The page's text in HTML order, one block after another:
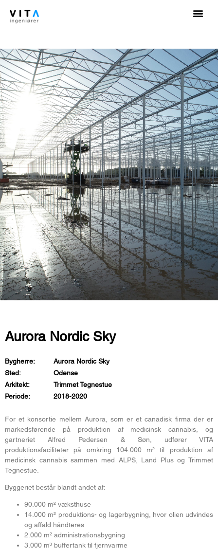
Aurora Nordic Sky
Bygherre:
Aurora Nordic Sky
Sted:
Odense
Arkitekt:
Trimmet Tegnestue
Periode:
2018-2020
For et konsortie mellem Aurora, som er et canadisk firma der er
markedsførende på produktion af medicinsk cannabis, og
gartneriet Alfred Pedersen & Søn, udfører VITA
produktionsfaciliteter på omkring 104.000 m² til produktion af
medicinsk cannabis sammen med ALPS, Land Plus og Trimmet
Tegnestue.
Byggeriet består blandt andet af:
90.000 m² væksthuse
14.000 m² produktions- og lagerbygning, hvor olien udvindes
og affald håndteres
2.000 m² administrationsbygning
3.000 m³ buffertank til fjernvarme